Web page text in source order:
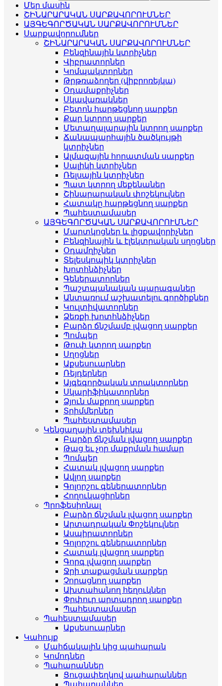
Մեր մասին
ՇԻՆԱՐԱՐԱԿԱՆ ՍԱՐՔԱՎՈՐՈՒՄՆԵՐ
ԱՅԳԵԳՈՐԾԱԿԱՆ ՍԱՐՔԱՎՈՐՈՒՄՆԵՐ
Սարքավորումներ
ՇԻՆԱՐԱՐԱԿԱՆ ՍԱՐՔԱՎՈՐՈՒՄՆԵՐ
Բենզինային կտրիչներ
Վիբրատորներ
Կոմպակտորներ
Թրթռաձողեր (վիբրոռեյկա)
Օդամաքրիչներ
Սկավառակներ
Բետոն հարթեցնող սարքեր
Քար կտրող սարքեր
Մետաղալարային կտրող սարքեր
Ճանապարհային ծածկույթի
կտրիչներ
Ալմազային հորատման սարքեր
Սալիկի կտրիչներ
Ռելսային կտրիչներ
Պատ կտրող մեքենաներ
Շինարարական փոշեկուլներ
Հատակը հարթեցնող սարքեր
Պահեստամասեր
ԱՅԳԵԳՈՐԾԱԿԱՆ ՍԱՐՔԱՎՈՐՈՒՄՆԵՐ
Մարտկոցներ և լիցքավորիչներ
Բենզինային և էլեկտրական սղոցներ
Օդամղիչներ
Տելեսկոպիկ կտրիչներ
Խոտհնձիչներ
Գեներատորներ
Պաշտպանական պարագաներ
Անտառում աշխատելու գործիքներ
Կուլտիվատորներ
Ձեռքի խոտհնձիչներ
Բարձր ճնշմամբ լվացող սարքեր
Պոմպեր
Թուփ կտրող սարքեր
Սղոցներ
Աքսեսուարներ
Ռեյդերներ
Այգեգործական տրակտորներ
Սկարիֆիկատորներ
Ձյուն մաքրող սարքեր
Տրիմմերներ
Պահեստամասեր
Կենցաղային տեխնիկա
Բարձր ճնշման լվացող սարքեր
Թաց եւ չոր մաքրման համար
Պոմպեր
Հատակ լվացող սարքեր
Ավլող սարքեր
Գոլորշու գեներատորներ
Հողուկացիրներ
Պրոֆեսիոնալ
Բարձր ճնշման լվացող սարքեր
Արտադրական Փոշեկուլներ
Ասպիրատորներ
Գոլորշու գեներատորներ
Հատակ լվացող սարքեր
Գորգ լվացող սարքեր
Ջրի տաքացման սարքեր
Չորացնող սարքեր
Ախտահանող հեղուկներ
Փրփուր արտադրող սարքեր
Պահեստամասեր
Պահեստամասեր
Աքսեսուարներ
Կահույք
Մահճակալին կից պահարան
Կոմոդներ
Պահարաններ
Ցուցափեղկով պահարաններ
Պահարաններ